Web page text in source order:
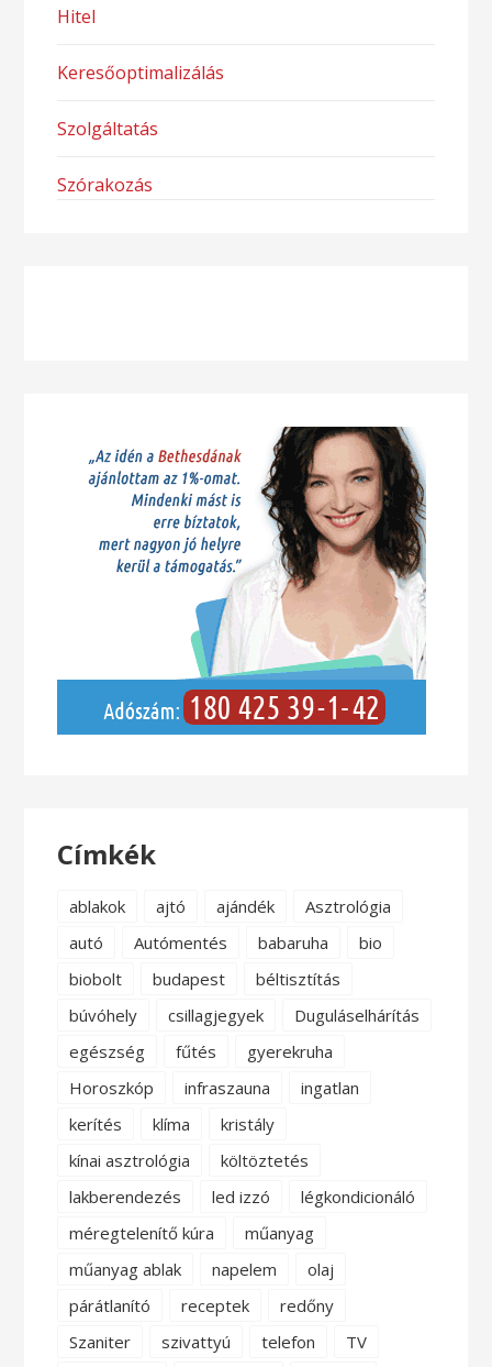
Hitel
Keresőoptimalizálás
Szolgáltatás
Szórakozás
Címkék
ablakok ajtó ajándék
Asztrológia
autó
Autómentés babaruha
bio
biobolt
budapest
béltisztítás
búvóhely
csillagjegyek
Duguláselhárítás
egészség
fűtés
gyerekruha
Horoszkóp
infraszauna
ingatlan
kerítés
klíma
kristály
kínai asztrológia
költöztetés
lakberendezés
led izzó
légkondicionáló
méregtelenítő kúra
műanyag
műanyag ablak
napelem
olaj
párátlanító
receptek
redőny
Szaniter
szivattyú telefon TV